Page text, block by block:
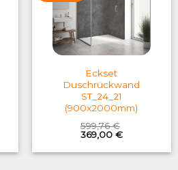
Eckset
Duschrückwand
ST_24_21
(900x2000mm)
599,76€
Original
price
was:
369,00 €Current
is: